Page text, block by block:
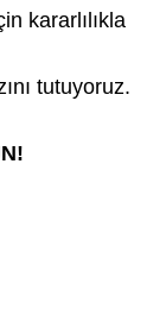
kararlılıkla
tutuyoruz.